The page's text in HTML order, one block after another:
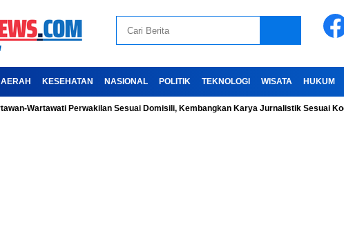
KESEHATAN NASIONAL POLITIK TEKNOLOGI WISATA HUKUM
Wartawati Perwakilan Sesuai Domisili, Kembangkan Karya Jurnalistik Sesuai Kode Etik